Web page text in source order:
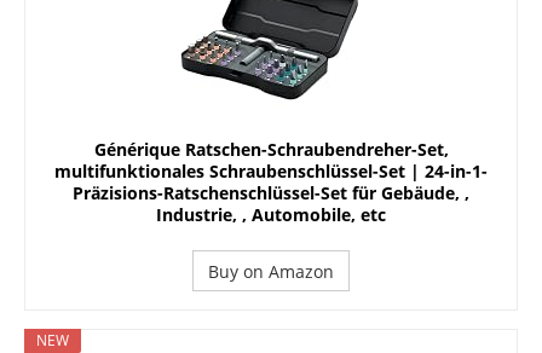
Générique Ratschen-Schraubendreher-Set,
multifunktionales Schraubenschlüssel-Set | 24-in-1-
Präzisions-Ratschenschlüssel-Set für Gebäude, ,
Industrie, , Automobile, etc
Buy on Amazon
NEW